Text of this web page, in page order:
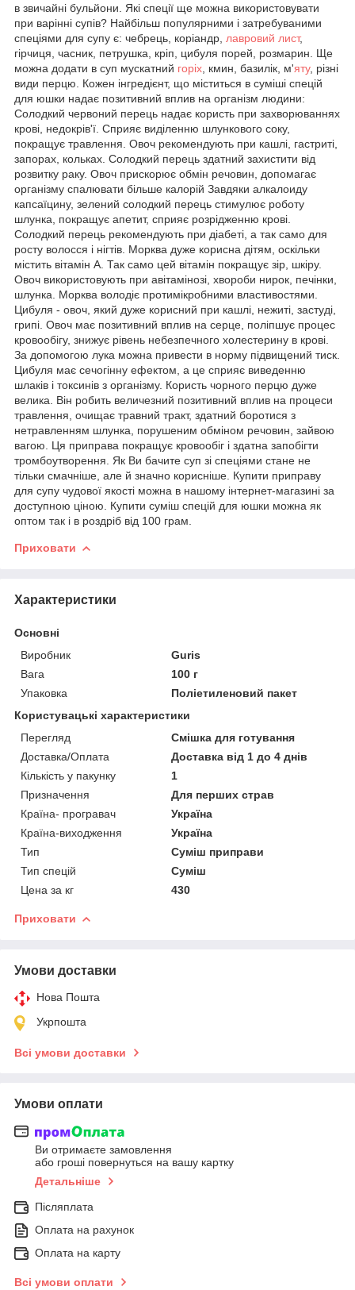
в звичайні бульйони. Які спеції ще можна використовувати
при варінні супів? Найбільш популярними і затребуваними
спеціями для супу є: чебрець, коріандр, лавровий лист,
гірчиця, часник, петрушка, кріп, цибуля порей, розмарин. Ще
можна додати в суп мускатний горіх , кмин, базилік, м'яту, різні
види перцю. Кожен інгредієнт, що міститься в суміші спецій
для юшки надає позитивний вплив на організм людини:
Солодкий червоний перець надає користь при захворюваннях
крові, недокрів'ї. Сприяє виділенню шлункового соку,
покращує травлення. Овоч рекомендують при кашлі, гастриті,
запорах, кольках. Солодкий перець здатний захистити від
розвитку раку. Овоч прискорює обмін речовин, допомагає
організму спалювати більше калорій Завдяки алкалоиду
капсаїцину, зелений солодкий перець стимулює роботу
шлунка, покращує апетит, сприяє розрідженню крові.
Солодкий перець рекомендують при діабеті, а так само для
росту волосся і нігтів. Морква дуже корисна дітям, оскільки
містить вітамін А. Так само цей вітамін покращує зір, шкіру.
Овоч використовують при авітамінозі, хвороби нирок, печінки,
шлунка. Морква володіє протимікробними властивостями.
Цибуля - овоч, який дуже корисний при кашлі, нежиті, застуді,
грипі. Овоч має позитивний вплив на серце, поліпшує процес
кровообігу, знижує рівень небезпечного холестерину в крові.
За допомогою лука можна привести в норму підвищений тиск.
Цибуля має сечогінну ефектом, а це сприяє виведенню
шлаків і токсинів з організму. Користь чорного перцю дуже
велика. Він робить величезний позитивний вплив на процеси
травлення, очищає травний тракт, здатний боротися з
нетравленням шлунка, порушеним обміном речовин, зайвою
вагою. Ця приправа покращує кровообіг і здатна запобігти
тромбоутворення. Як Ви бачите суп зі спеціями стане не
тільки смачніше, але й значно корисніше. Купити приправу
для супу чудової якості можна в нашому інтернет-магазині за
доступною ціною. Купити суміш спецій для юшки можна як
оптом так і в роздріб від 100 грам.
Приховати
Характеристики
Основні
Виробник
Guris
Вага
100 г
Упаковка
Поліетиленовий пакет
Користувацькі характеристики
Перегляд
Смішка для готування
Доставка/Оплата
Доставка від 1 до 4 днів
Кількість у пакунку
1
Призначення
Для перших страв
Країна- програвач
Україна
Країна-виходження
Україна
Тип
Суміш приправи
Тип спецій
Суміш
Цена за кг
430
Приховати
Умови доставки
Нова Пошта
Укрпошта
Всі умови доставки
Умови оплати
Ви отримаєте замовлення
або гроші повернуться на вашу картку
Детальніше
Післяплата
Оплата на рахунок
Оплата на карту
Всі умови оплати